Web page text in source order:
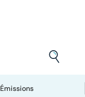
Émissions